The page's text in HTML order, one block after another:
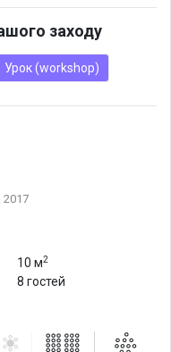
заходу
Урок (workshop)
2017
10 м2
8 гостей